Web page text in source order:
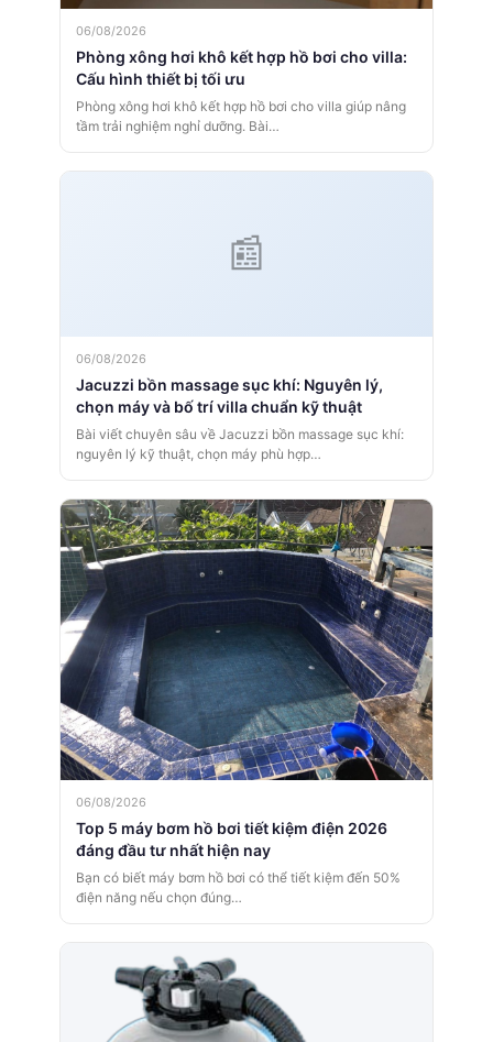
06/08/2026
Phòng xông hơi khô kết hợp hồ bơi cho villa:
Cấu hình thiết bị tối ưu
Phòng xông hơi khô kết hợp hồ bơi cho villa giúp nâng
tầm trải nghiệm nghỉ dưỡng. Bài…
06/08/2026
Jacuzzi bồn massage sục khí: Nguyên lý,
chọn máy và bố trí villa chuẩn kỹ thuật
Bài viết chuyên sâu về Jacuzzi bồn massage sục khí:
nguyên lý kỹ thuật, chọn máy phù hợp…
06/08/2026
Top 5 máy bơm hồ bơi tiết kiệm điện 2026
đáng đầu tư nhất hiện nay
Bạn có biết máy bơm hồ bơi có thể tiết kiệm đến 50%
điện năng nếu chọn đúng…